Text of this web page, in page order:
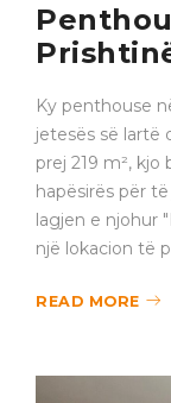
Ky penthouse
jetesës së lartë
prej 219 m²,
hapësirës për
lagjen e njohur
një lokacion të
READ MORE